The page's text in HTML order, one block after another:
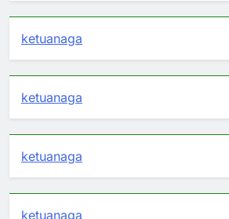
ketuanaga
ketuanaga
ketuanaga
ketuanaga